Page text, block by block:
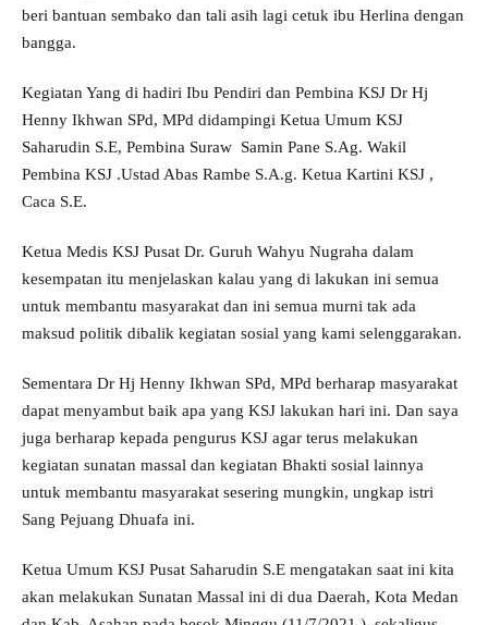
beri bantuan sembako dan tali asih lagi cetuk ibu Herlina dengan
bangga.
Kegiatan Yang di hadiri Ibu Pendiri dan Pembina KSJ Dr Hj
Henny Ikhwan SPd, MPd didampingi Ketua Umum KSJ
Saharudin S.E, Pembina Suraw Samin Pane S.Ag. Wakil
Pembina KSJ .Ustad Abas Rambe S.A.g. Ketua Kartini KSJ ,
Caca S.E.
Ketua Medis KSJ Pusat Dr. Guruh Wahyu Nugraha dalam
kesempatan itu menjelaskan kalau yang di lakukan ini semua
untuk membantu masyarakat dan ini semua murni tak ada
maksud politik dibalik kegiatan sosial yang kami selenggarakan.
Sementara Dr Hj Henny Ikhwan SPd, MPd berharap masyarakat
dapat menyambut baik apa yang KSJ lakukan hari ini. Dan saya
juga berharap kepada pengurus KSJ agar terus melakukan
kegiatan sunatan massal dan kegiatan Bhakti sosial lainnya
untuk membantu masyarakat sesering mungkin, ungkap istri
Sang Pejuang Dhuafa ini.
Ketua Umum KSJ Pusat Saharudin S.E mengatakan saat ini kita
akan melakukan Sunatan Massal ini di dua Daerah, Kota Medan